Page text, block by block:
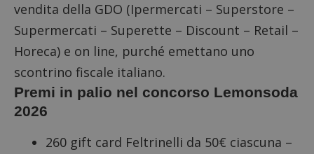
vendita della GDO (Ipermercati – Superstore –
Supermercati – Superette – Discount – Retail –
Horeca) e on line, purché emettano uno
scontrino fiscale italiano.
Premi in palio nel concorso Lemonsoda
2026
260 gift card Feltrinelli da 50€ ciascuna –